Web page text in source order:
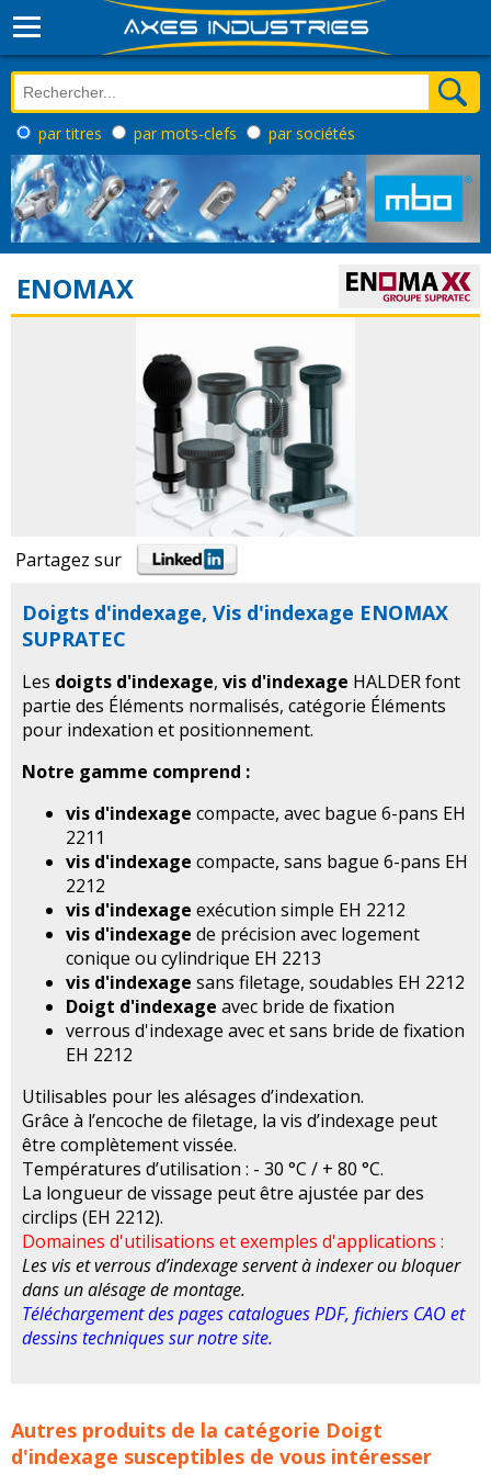
par titres par mots-clefs par sociétés
ENOMAX
Partagez sur
Doigts d'indexage, Vis d'indexage ENOMAX
SUPRATEC
Les doigts d'indexage, vis d'indexage HALDER font
partie des Éléments normalisés, catégorie Éléments
pour indexation et positionnement.
Notre gamme comprend :
vis d'indexage compacte, avec bague 6-pans EH
2211
vis d'indexage compacte, sans bague 6-pans EH
2212
vis d'indexage exécution simple EH 2212
vis d'indexage de précision avec logement
conique ou cylindrique EH 2213
vis d'indexage sans filetage, soudables EH 2212
Doigt d'indexage avec bride de fixation
verrous d'indexage avec et sans bride de fixation
EH 2212
Utilisables pour les alésages d’indexation.
Grâce à l’encoche de filetage, la vis d’indexage peut
être complètement vissée.
Températures d’utilisation : - 30 °C / + 80 °C.
La longueur de vissage peut être ajustée par des
circlips (EH 2212).
Domaines d'utilisations et exemples d'applications :
Les vis et verrous d’indexage servent à indexer ou bloquer
dans un alésage de montage.
Téléchargement des pages catalogues PDF, fichiers CAO et
dessins techniques sur notre site.
Doigts d'indexage, Vis d'indexage ENOMAX SUPRATEC
concerne les familles de produits :enomaxvis indexage
Autres produits de la catégorie Doigt
d'indexage susceptibles de vous intéresser